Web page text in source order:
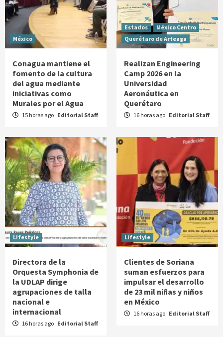
México
Conagua mantiene el
fomento de la cultura
del agua mediante
iniciativas como
Murales por el Agua
15 horas ago Editorial Staff
Estados
México Centro
Querétaro de Arteaga
Realizan Engineering
Camp 2026 en la
Universidad
Aeronáutica en
Querétaro
16 horas ago Editorial Staff
Lifestyle
Directora de la
Orquesta Symphonia de
la UDLAP dirige
agrupaciones de talla
nacional e
internacional
16 horas ago Editorial Staff
Lifestyle
Clientes de Soriana
suman esfuerzos para
impulsar el desarrollo
de 23 mil niñas y niños
en México
16 horas ago Editorial Staff